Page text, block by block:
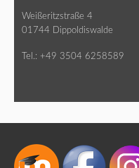
Weißeritzstraße 4
01744 Dippoldiswalde
Tel.: +49 3504 6258589